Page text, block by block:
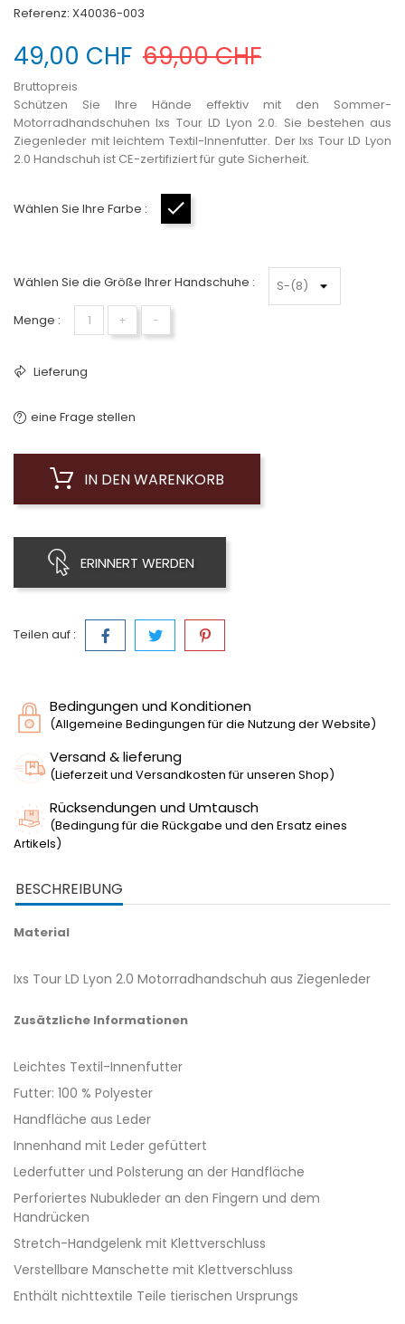
Referenz: X40036-003
49,00 CHF 69,00 CHF
Bruttopreis
Schützen Sie Ihre Hände effektiv mit den Sommer-
Motorradhandschuhen Ixs Tour LD Lyon 2.0. Sie bestehen aus
Ziegenleder mit leichtem Textil-Innenfutter. Der Ixs Tour LD Lyon
2.0 Handschuh ist CE-zertifiziert für gute Sicherheit.
Wählen Sie Ihre Farbe :
Wählen Sie die Größe Ihrer Handschuhe :
Menge : + −
Lieferung
eine Frage stellen
IN DEN WARENKORB
ERINNERT WERDEN
Teilen auf :
Bedingungen und Konditionen
(Allgemeine Bedingungen für die Nutzung der Website)
Versand & lieferung
(Lieferzeit und Versandkosten für unseren Shop)
Rücksendungen und Umtausch
(Bedingung für die Rückgabe und den Ersatz eines
Artikels)
BESCHREIBUNG
Material
Ixs Tour LD Lyon 2.0 Motorradhandschuh aus Ziegenleder
Zusätzliche Informationen
Leichtes Textil-Innenfutter
Futter: 100 % Polyester
Handfläche aus Leder
Innenhand mit Leder gefüttert
Lederfutter und Polsterung an der Handfläche
Perforiertes Nubukleder an den Fingern und dem
Handrücken
Stretch-Handgelenk mit Klettverschluss
Verstellbare Manschette mit Klettverschluss
Enthält nichttextile Teile tierischen Ursprungs